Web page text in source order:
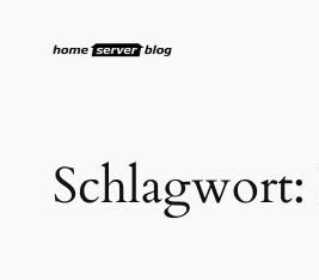
Inhalt
Schlagwort: